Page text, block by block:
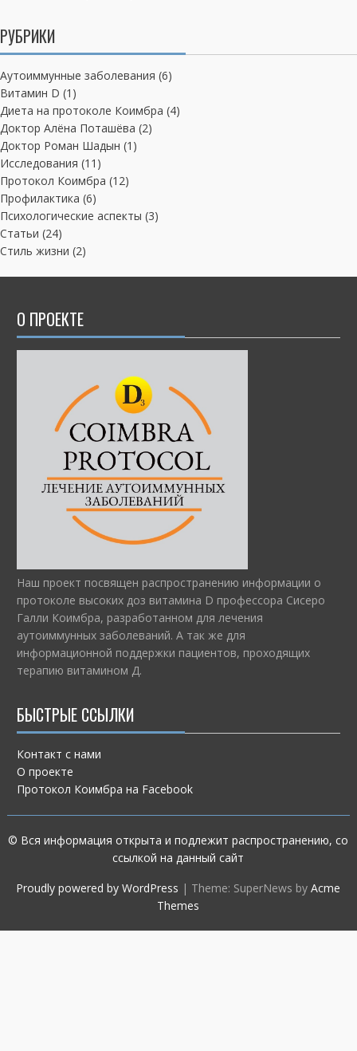
РУБРИКИ
Аутоиммунные заболевания (6)
Витамин D (1)
Диета на протоколе Коимбра (4)
Доктор Алёна Поташёва (2)
Доктор Роман Шадын (1)
Исследования (11)
Протокол Коимбра (12)
Профилактика (6)
Психологические аспекты (3)
Статьи (24)
Стиль жизни (2)
О ПРОЕКТЕ
Наш проект посвящен распространению информации о
протоколе высоких доз витамина D профессора Сисеро
Галли Коимбра, разработанном для лечения
аутоиммунных заболеваний. А так же для
информационной поддержки пациентов, проходящих
терапию витамином Д.
БЫСТРЫЕ ССЫЛКИ
Контакт с нами
О проекте
Протокол Коимбра на Facebook
© Вся информация открыта и подлежит распространению, со
ссылкой на данный сайт
Proudly powered by WordPress | Theme: SuperNews byAcme
Themes